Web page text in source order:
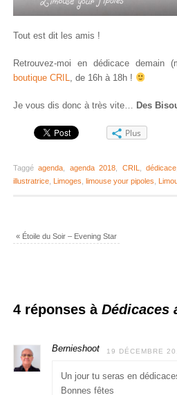
Tout est dit les amis !
Retrouvez-moi en dédicace demain
boutique CRIL
, de 16h à 18h !
Je vous dis donc à très vite… Des
Plus
Taggéagenda agenda 2018 CRIL dédicace
illustratrice, Limoges limouse your pipoles
«Étoile du Soir – Evening Star
4 réponses à Dédicaces
Bernieshoot 19 DÉCEMBRE
Un jour tu seras en
Bonnes fêtes